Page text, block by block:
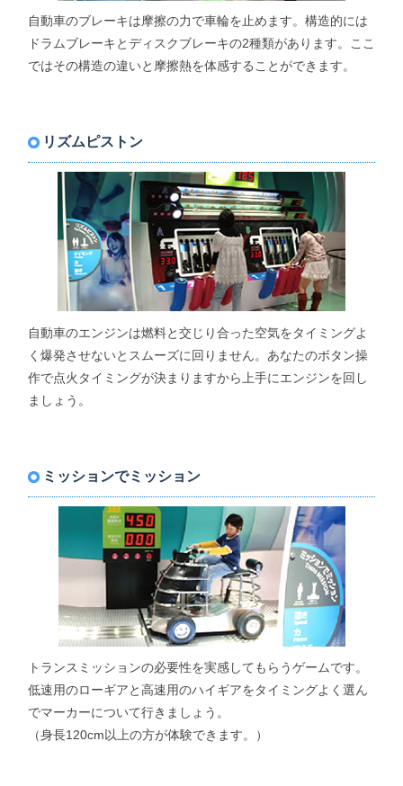
自動車のブレーキは摩擦の力で車輪を止めます。構造的には
ドラムブレーキとディスクブレーキの2種類があります。ここ
ではその構造の違いと摩擦熱を体感することができます。
リズムピストン
自動車のエンジンは燃料と交じり合った空気をタイミングよ
く爆発させないとスムーズに回りません。あなたのボタン操
作で点火タイミングが決まりますから上手にエンジンを回し
ましょう。
ミッションでミッション
トランスミッションの必要性を実感してもらうゲームです。
低速用のローギアと高速用のハイギアをタイミングよく選ん
でマーカーについて行きましょう。
（身長120cm以上の方が体験できます。）